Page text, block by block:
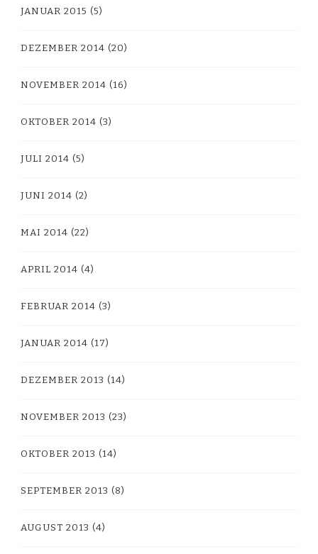
JANUAR 2015 (5)
DEZEMBER 2014 (20)
NOVEMBER 2014 (16)
OKTOBER 2014 (3)
JULI 2014 (5)
JUNI 2014 (2)
MAI 2014 (22)
APRIL 2014 (4)
FEBRUAR 2014 (3)
JANUAR 2014 (17)
DEZEMBER 2013 (14)
NOVEMBER 2013 (23)
OKTOBER 2013 (14)
SEPTEMBER 2013 (8)
AUGUST 2013 (4)